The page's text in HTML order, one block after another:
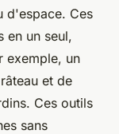
d'espace. Ces
en un seul,
exemple, un
et de
Ces outils
sans